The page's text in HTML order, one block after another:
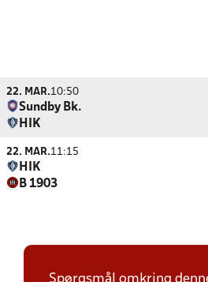
22. MAR.10:50
Sundby Bk.
HIK
22. MAR.11:15
HIK
B 1903
Spørgsmål omkring